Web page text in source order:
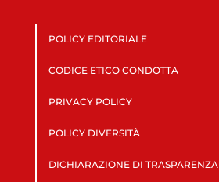
POLICY EDITORIALE
CODICE ETICO CONDOTTA
PRIVACY POLICY
POLICY DIVERSITÀ
DICHIARAZIONE DI TRASPARENZA